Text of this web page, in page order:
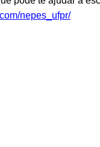
nepes_ufpr/